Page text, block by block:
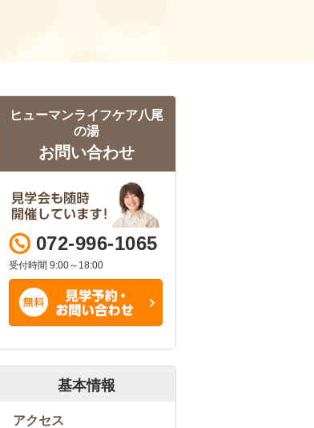
ヒューマンライフケア八尾
の湯
お問い合わせ
072-996-1065
受付時間 9:00～18:00
基本情報
アクセス